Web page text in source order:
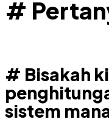
#
# Bisakah
sistem